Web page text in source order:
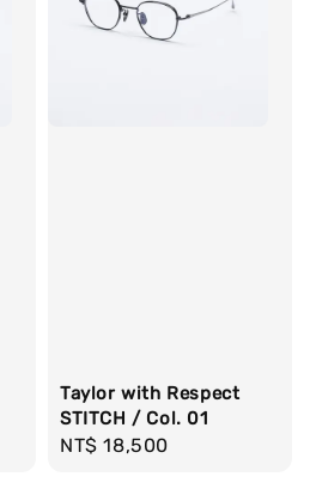
Taylor with Respect
STITCH / Col. 01
Regular
NT$ 18,500